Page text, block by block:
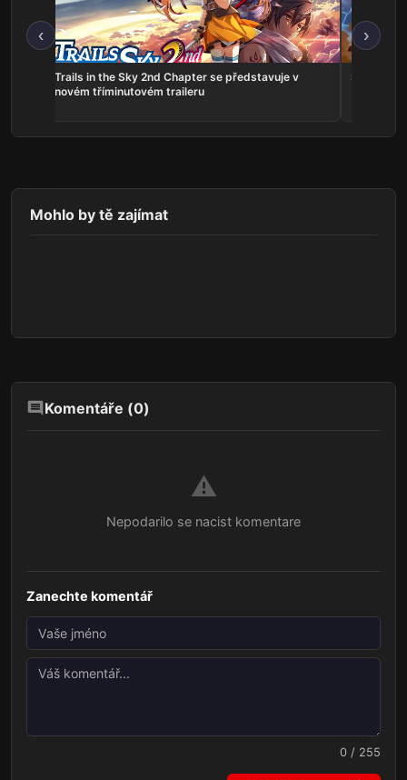
‹
Trails in the Sky 2nd Chapter se představuje v
novém tříminutovém traileru
Serious
›
Mohlo by tě zajímat
Komentáře (0)
⚠️
Nepodarilo se nacist komentare
Zanechte komentář
0 / 255